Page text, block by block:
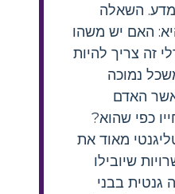
השאלה
האם יש משהו
זה צריך להיות
נמוכה
האדם
כפי שהוא?
מאוד את
שיובילו
גנטית בבני